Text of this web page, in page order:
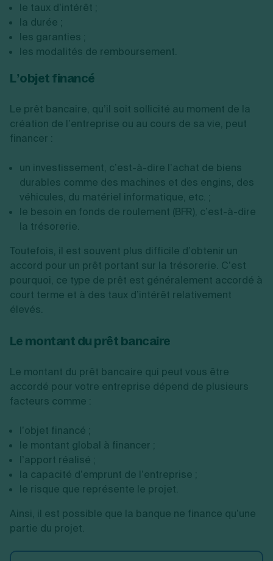
le taux d’intérêt ;
la durée ;
les garanties ;
les modalités de remboursement.
L’objet financé
Le prêt bancaire, qu’il soit sollicité au moment de la
création de l’entreprise ou au cours de sa vie, peut
financer :
un investissement, c’est-à-dire l’achat de biens
durables comme des machines et des engins, des
véhicules, du matériel informatique, etc. ;
le besoin en fonds de roulement (BFR), c’est-à-dire
la trésorerie.
Toutefois, il est souvent plus difficile d’obtenir un
accord pour un prêt portant sur la trésorerie. C’est
pourquoi, ce type de prêt est généralement accordé à
court terme et à des taux d’intérêt relativement
élevés.
Le montant du prêt bancaire
Le montant du prêt bancaire qui peut vous être
accordé pour votre entreprise dépend de plusieurs
facteurs comme :
l’objet financé ;
le montant global à financer ;
l’apport réalisé ;
la capacité d’emprunt de l’entreprise ;
le risque que représente le projet.
Ainsi, il est possible que la banque ne finance qu’une
partie du projet.